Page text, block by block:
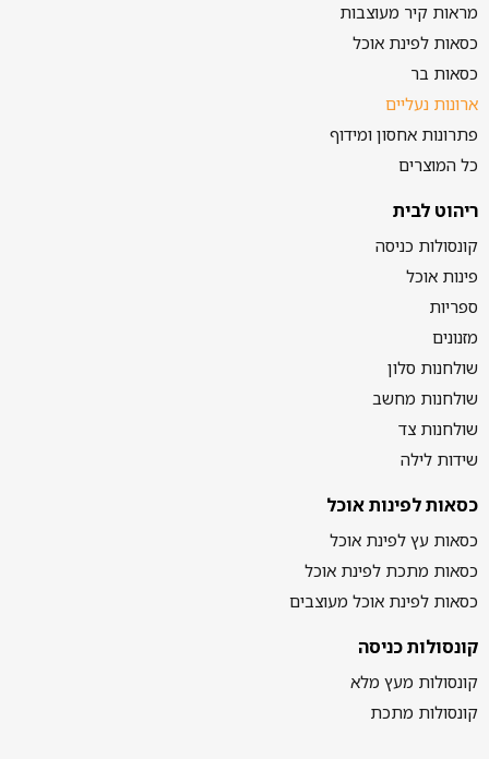
מראות קיר מעוצבות
כסאות לפינת אוכל
כסאות בר
ארונות נעליים
פתרונות אחסון ומידוף
כל המוצרים
ריהוט לבית
קונסולות כניסה
פינות אוכל
ספריות
מזנונים
שולחנות סלון
שולחנות מחשב
שולחנות צד
שידות לילה
כסאות לפינות אוכל
כסאות עץ לפינת אוכל
כסאות מתכת לפינת אוכל
כסאות לפינת אוכל מעוצבים
קונסולות כניסה
קונסולות מעץ מלא
קונסולות מתכת